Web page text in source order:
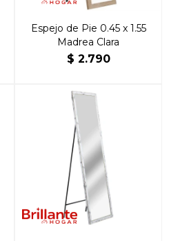
Espejo de Pie 0.45 x 1.55
Madrea Clara
$ 2.790